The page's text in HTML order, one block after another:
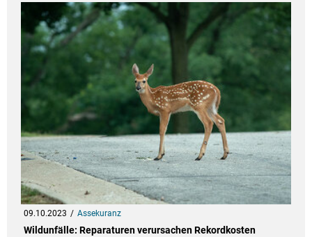
09.10.2023 Assekuranz
Wildunfälle: Reparaturen verursachen Rekordkosten